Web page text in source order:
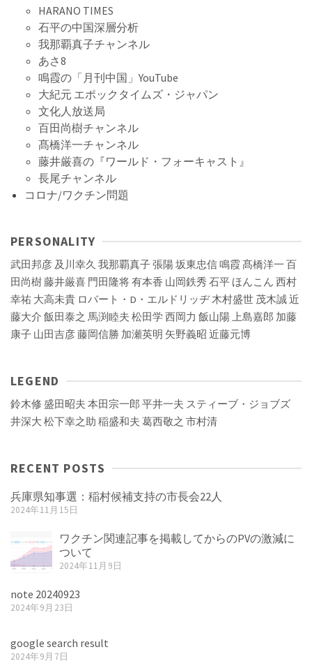
HARANO TIMES
石平の中国深層分析
我那覇真子チャンネル
あさ8
鳴霞の「月刊中国」YouTube
大紀元 エポックタイムズ・ジャパン
文化人放送局
百田尚樹チャンネル
髙橋洋一チャンネル
藤井厳喜の『ワールド・フォーキャスト』
長尾チャンネル
コロナ/ワクチン問題
PERSONALITY
武田邦彦 及川幸久 我那覇真子張陽坂東忠信鳴霞 髙橋洋一 百
田尚樹藤井厳喜 門田隆将有本香 山岡鉄秀 石平 ほんこん 西村
幸祐 大高未貴 ロバート・D・エルドリッヂ木村盛世 茂木誠近
藤大介 飯田泰之 馬渕睦夫 松田学 西岡力 飯山陽上島嘉郎 加藤
康子 山田吉彦藤岡信勝 加瀬英明 矢野義昭 近藤元博
LEGEND
鈴木修 盛田昭夫 本田宗一郎 平井一夫 スティーブ・ジョブズ
井深大 松下幸之助 稲盛和夫 葛西敬之 市村清
RECENT POSTS
兵庫県知事選：稲村候補支持の市長会22人
2024年11月15日
ワクチン関連記事を掲載してからのPVの激減に
ついて
2024年11月9日
note 20240923
2024年9月23日
google search result
2024年9月7日